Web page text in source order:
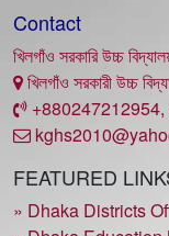
Contact
খিলগাঁও সরকারি উচ্চ
খিলগাঁও সরকারী উচ্চ
FEATURED
» Dhaka Districts